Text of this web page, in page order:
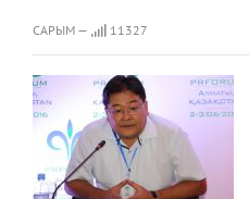
САРЫМ —
11327